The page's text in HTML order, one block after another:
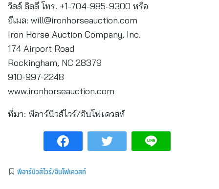
วิลล์ ลิลลี โทร. +1-704-985-9300 หรือ
อีเมล: will@ironhorseauction.com
Iron Horse Auction Company, Inc.
174 Airport Road
Rockingham, NC 28379
910-997-2248
www.ironhorseauction.com
ที่มา: พีอาร์นิวส์ไวร์/อินโฟเควสท์
พีอาร์นิวส์ไวร์/อินโฟเควสท์